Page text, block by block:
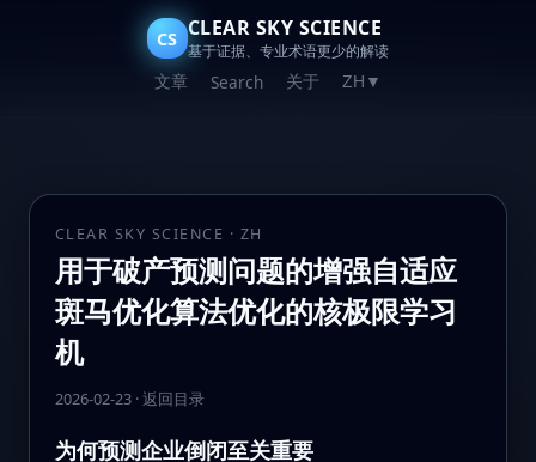
CS CLEAR SKY SCIENCE
基于证据、专业术语更少的解读
文章 Search 关于 ZH ▼
CLEAR SKY SCIENCE · ZH
用于破产预测问题的增强自适应
斑马优化算法优化的核极限学习
机
2026-02-23· 返回目录
为何预测企业倒闭至关重要